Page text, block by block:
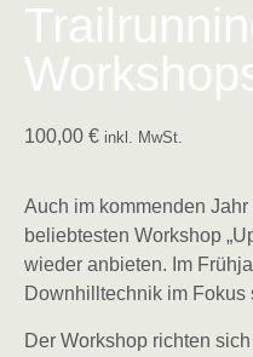
100,00 € inkl. MwSt.
Auch im kommenden
beliebtesten Workshop
wieder anbieten. Im
Downhilltechnik im Fokus
​Der Workshop richten